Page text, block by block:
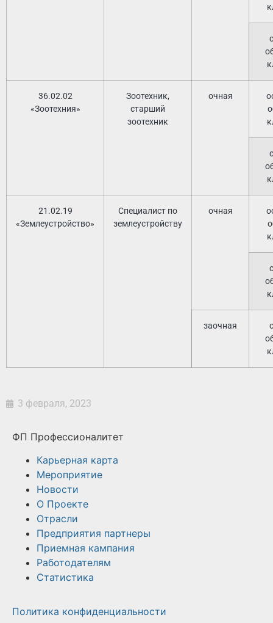
36.02.02
«Зоотехния»
Зоотехник,
старший
зоотехник
очная
21.02.19
«Землеустройство»
Специалист по
землеустройству
очная
заочная
3 февраля, 2023
ФП Профессионалитет
Карьерная карта
Мероприятие
Новости
О Проекте
Отрасли
Предприятия партнеры
Приемная кампания
Работодателям
Статистика
Политика конфиденциальности